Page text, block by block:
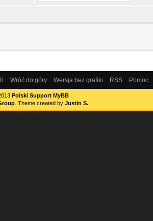
Wróć do góry Wersja bez grafiki RSS Pomoc
Polski Support MyBB
Theme created by Justin S.